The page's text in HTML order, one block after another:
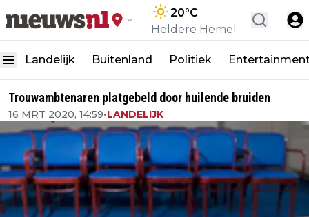
20°C
Heldere Hemel
Landelijk Buitenland Politiek
Trouwambtenaren platgebeld door huilende bruiden
16 MRT 2020, 14:59•LANDELIJK